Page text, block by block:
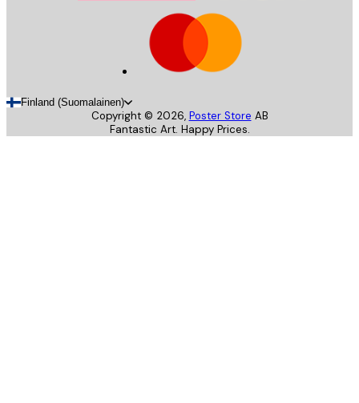
Finland (Suomalainen)
Copyright © 2026, Poster Store AB
Fantastic Art. Happy Prices.